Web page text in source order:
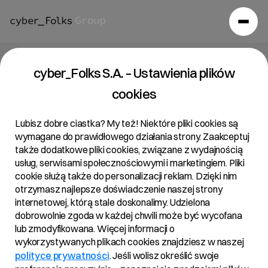
cyber_Folks S.A. – Ustawienia plików
cookies
Lubisz dobre ciastka? My też! Niektóre pliki cookies są
wymagane do prawidłowego działania strony. Zaakceptuj
także dodatkowe pliki cookies, związane z wydajnością
usług, serwisami społecznościowymi i marketingiem. Pliki
cookie służą także do personalizacji reklam. Dzięki nim
otrzymasz najlepsze doświadczenie naszej strony
internetowej, którą stale doskonalimy. Udzielona
dobrowolnie zgoda w każdej chwili może być wycofana
lub zmodyfikowana. Więcej informacji o
wykorzystywanych plikach cookies znajdziesz w naszej
polityce prywatności. Jeśli wolisz określić swoje